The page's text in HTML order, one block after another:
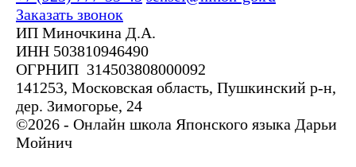
Заказать звонок
ИП Миночкина Д.А.
ИНН 503810946490
ОГРНИП 314503808000092
141253, Московская область, Пушкинский р-н,
дер. Зимогорье, 24
©2026 - Онлайн школа Японского языка Дарьи
Мойнич